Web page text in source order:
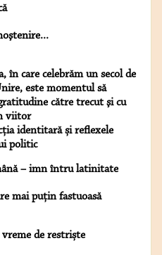
în care celebrăm un secol de
este momentul să
către trecut şi cu
viitor
identitară și reflexele
politic
– imn întru latinitate
mai puțin fastuoasă
de restriște